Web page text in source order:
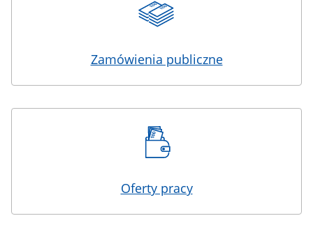
Zamówienia publiczne
Oferty pracy